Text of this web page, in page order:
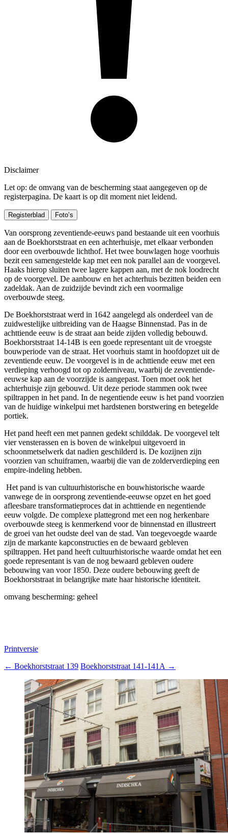
Disclaimer
Let op: de omvang van de bescherming staat aangegeven op de
registerpagina. De kaart is op dit moment niet leidend.
Registerblad Foto’s
Van oorsprong zeventiende-eeuws pand bestaande uit een voorhuis
aan de Boekhorststraat en een achterhuisje, met elkaar verbonden
door een overbouwde lichthof. Het twee bouwlagen hoge voorhuis
bezit een samengestelde kap met een nok parallel aan de voorgevel.
Haaks hierop sluiten twee lagere kappen aan, met de nok loodrecht
op de voorgevel. De aanbouw en het achterhuis bezitten beiden een
zadeldak. Aan de zuidzijde bevindt zich een voormalige
overbouwde steeg.
De Boekhorststraat werd in 1642 aangelegd als onderdeel van de
zuidwestelijke uitbreiding van de Haagse Binnenstad. Pas in de
achttiende eeuw is de straat aan beide zijden volledig bebouwd.
Boekhorststraat 14-14B is een goede representant uit de vroegste
bouwperiode van de straat. Het voorhuis stamt in hoofdopzet uit de
zeventiende eeuw. De voorgevel is in de achttiende eeuw met een
verdieping verhoogd tot op zolderniveau, waarbij de zeventiende-
eeuwse kap aan de voorzijde is aangepast. Toen moet ook het
achterhuisje zijn gebouwd. Uit deze periode stammen ook twee
spiltrappen in het pand. In de negentiende eeuw is het pand voorzien
van de huidige winkelpui met hardstenen borstwering en betegelde
portiek.
Het pand heeft een met pannen gedekt schilddak. De voorgevel telt
vier vensterassen en is boven de winkelpui uitgevoerd in
schoonmetselwerk dat nadien geschilderd is. De kozijnen zijn
voorzien van schuiframen, waarbij die van de zolderverdieping een
empire-indeling hebben.
Het pand is van cultuurhistorische en bouwhistorische waarde
vanwege de in oorsprong zeventiende-eeuwse opzet en het goed
afleesbare transformatieproces dat in achttiende en negentiende
eeuw volgde. De complexe plattegrond met een nog herkenbare
overbouwde steeg is kenmerkend voor de binnenstad en illustreert
de groei van het oudste deel van de stad. Van toegevoegde waarde
zijn de markante kapconstructies en de bewaard gebleven
spiltrappen. Het pand heeft cultuurhistorische waarde omdat het een
goede representant is van de nog bewaard gebleven oudere
bebouwing van voor 1850. Deze oudere bebouwing geeft de
Boekhorststraat in belangrijke mate haar historische identiteit.
omvang bescherming: geheel
Printversie
← Boekhorststraat 139 Boekhorststraat 141-141A →